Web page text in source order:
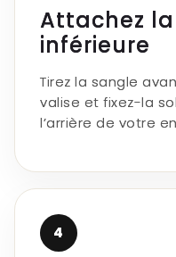
Attachez
inférieure
Tirez la sangle
valise et fixez-la
l’arrière de votre
4